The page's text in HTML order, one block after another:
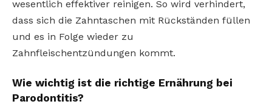
wesentlich effektiver reinigen. So wird verhindert,
dass sich die Zahntaschen mit Rückständen füllen
und es in Folge wieder zu
Zahnfleischentzündungen kommt.
Wie wichtig ist die richtige Ernährung bei
Parodontitis?